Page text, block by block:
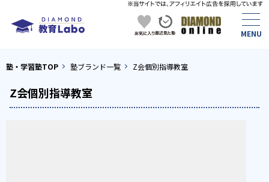
塾・学習塾TOP 塾ブランド一覧 Z会個別指導教室
Z会個別指導教室